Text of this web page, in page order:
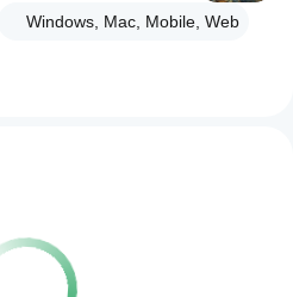
Windows, Mac, Mobile, Web